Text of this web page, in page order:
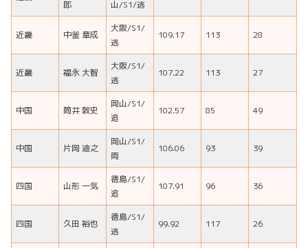
郎
山/S1/逃
近畿 中釜 章成
大阪/S1/
逃
109.17 113 28
近畿 福永 大智
大阪/S1/
逃
107.22 113 27
中国 筒井 敦史
岡山/S1/
追
102.57 85 49
中国 片岡 迪之
岡山/S1/
両
106.06 93 39
四国 山形 一気
徳島/S1/
追
107.91 96 36
四国 久田 裕也
徳島/S1/
逃
99.92 117 26